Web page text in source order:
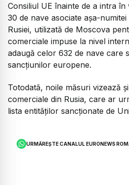
Consiliul UE înainte de a intra
30 de nave asociate așa-
Rusiei, utilizată de Moscova
comerciale impuse la nivel
adaugă celor 632 de nave care
sancțiunilor europene.
Totodată, noile măsuri vizează
comerciale din Rusia, care ar
lista entităților sancționate de
URMĂREȘTE CANALUL EURONEWS